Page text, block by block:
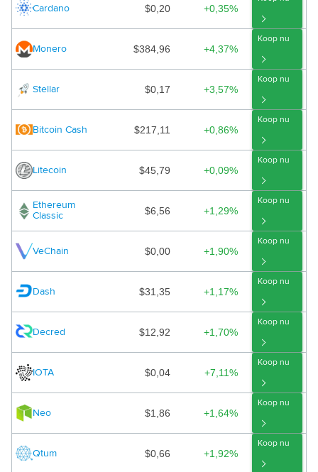
Cardano $0,20 +0,35%
Monero $384,96 +4,37%
Koop nu
Stellar $0,17 +3,57%
Koop nu
Bitcoin Cash $217,11 +0,86%
Koop nu
Litecoin $45,79 +0,09%
Koop nu
Ethereum
Classic
$6,56 +1,29%
Koop nu
VeChain $0,00 +1,90%
Koop nu
Dash $31,35 +1,17%
Koop nu
Decred $12,92 +1,70%
Koop nu
IOTA $0,04 +7,11%
Koop nu
Neo $1,86 +1,64%
Koop nu
Qtum $0,66 +1,92%
Koop nu